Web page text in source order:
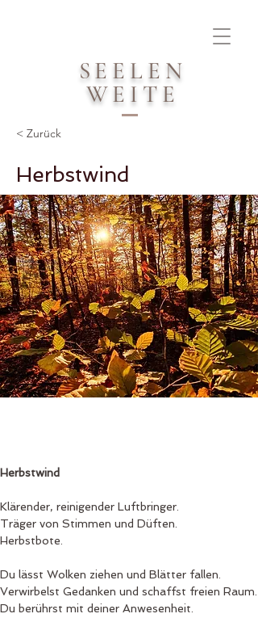
SEELEN
WEITE
< Zurück
Herbstwind
Herbstwind
Klärender, reinigender Luftbringer.
Träger von Stimmen und Düften.
Herbstbote.
Du lässt Wolken ziehen und Blätter fallen.
Verwirbelst Gedanken und schaffst freien Raum.
Du berührst mit deiner Anwesenheit.